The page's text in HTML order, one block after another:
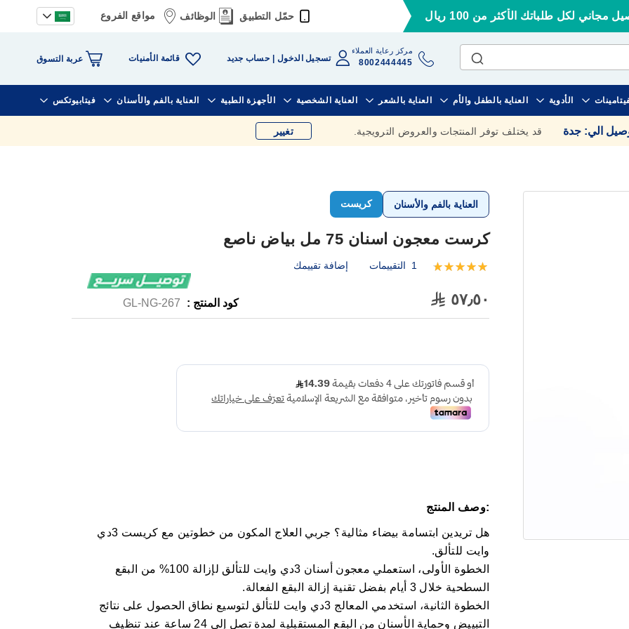
مجاني لكل طلباتك الأكثر من 100 ريال حمّل التطبيق الوظائف مواقع الفروع
مركز رعاية العملاء
8002444445 تسجيل الدخول حساب جديد قائمة الأمنيات عربة التسوق
الأدوية العناية بالطفل والأم العناية بالشعر العناية الشخصية الأجهزة الطبية العناية بالفم والأسنان فيتابيوتكس
الي: جدة قد يختلف توفر المنتجات والعروض الترويجية. تغيير
العناية بالفم والأسنان كريست
كرست معجون اسنان 75 مل بياض ناصع
تقييم:
1 التقييمات إضافة تقييمك
٥٧٫٥٠ كود المنتج : GL-NG-267
:وصف المنتج
هل تريدين ابتسامة بيضاء مثالية؟ جربي العلاج المكون من خطوتين مع كريست 3دي
وايت للتألق.
الخطوة الأولى، استعملي معجون أسنان 3دي وايت للتألق لإزالة 100% من البقع
السطحية خلال 3 أيام بفضل تقنية إزالة البقع الفعالة.
الخطوة الثانية، استخدمي المعالج 3دي وايت للتألق لتوسيع نطاق الحصول على نتائج
التبييض وحماية الأسنان من البقع المستقبلية لمدة تصل إلى 24 ساعة عند تنظيف